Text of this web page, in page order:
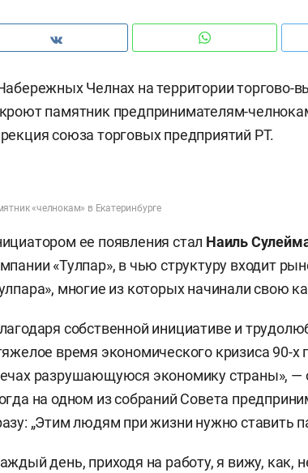
Челнах на территории торгово-
памятник предпринимателям-
союза торговых предприятий РТ.
«челнокам» в Екатеринбурге
ее появления стал Наиль
«Тулпар», в чью структуру входит
многие из которых начинали свою
собственной инициативе и
время экономического кризиса 90-х
разрушающуюся экономику страны», —
на одном из собраний Совета
„Этим людям при жизни нужно ставить
день, приходя на работу, я вижу, как,